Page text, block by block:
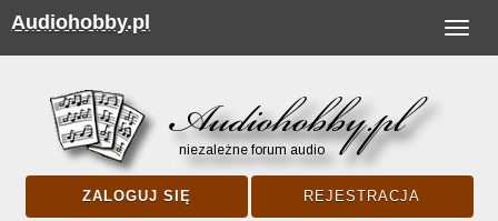
Toggle
Audiohobby.pl
ZALOGUJ SIĘ REJESTRACJA